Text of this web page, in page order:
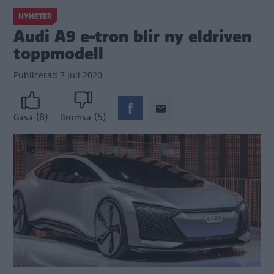
NYHETER
Audi A9 e-tron blir ny eldriven
toppmodell
Publicerad 7 juli 2020
Gasa (8) Bromsa (5)